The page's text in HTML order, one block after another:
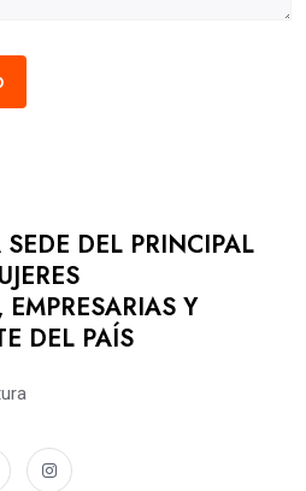
DEL PRINCIPAL
Y
DEL PAÍS